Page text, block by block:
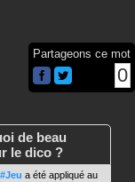
Partageons ce mot
0
de beau
le dico ?
#Jeu a été appliqué au